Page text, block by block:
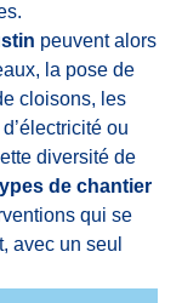
peuvent alors
la pose de
cloisons, les
ou
diversité de
de chantier
qui se
avec un seul